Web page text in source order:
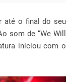
até o final do seu
som de “We Will
iniciou com o